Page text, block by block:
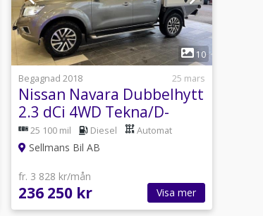
1
10
Begagnad 2018
25 mars
Nissan Navara Dubbelhytt
2.3 dCi 4WD Tekna/D-
värmare/V-hjul
25 100 mil Diesel Automat
Sellmans Bil AB
fr. 3 828 kr/mån
236 250 kr Visa mer